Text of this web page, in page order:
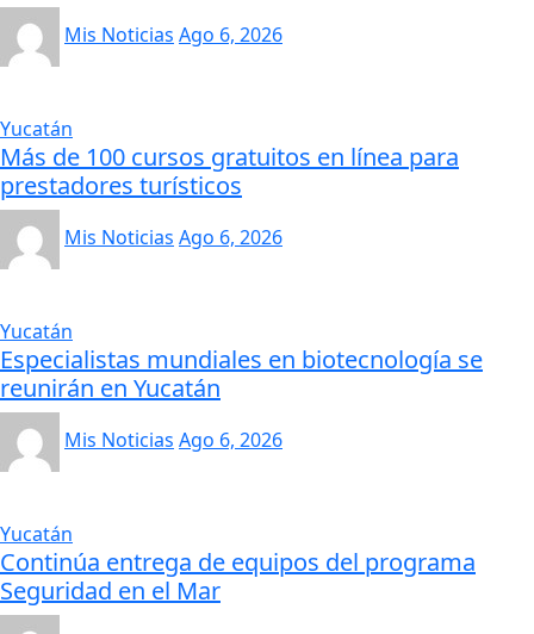
Mis Noticias Ago 6, 2026
Yucatán
Más de 100 cursos gratuitos en línea para
prestadores turísticos
Mis Noticias Ago 6, 2026
Yucatán
Especialistas mundiales en biotecnología se
reunirán en Yucatán
Mis Noticias Ago 6, 2026
Yucatán
Continúa entrega de equipos del programa
Seguridad en el Mar